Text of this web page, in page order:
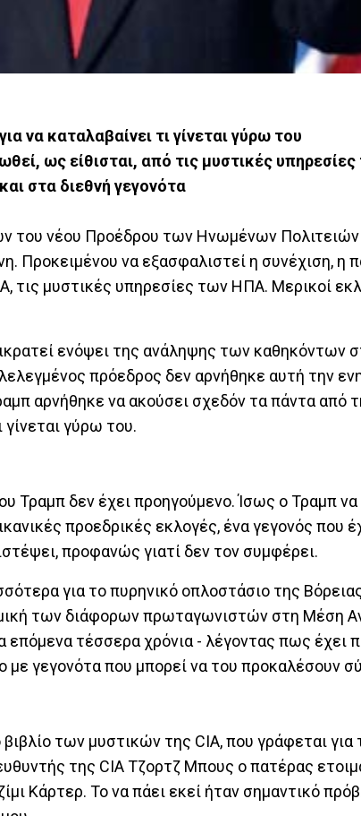
να καταλαβαίνει τι γίνεται γύρω του
ως είθισται, από τις μυστικές
στα διεθνή γεγονότα
του νέου Προέδρου των Ηνωμένων Πολιτειών
Προκειμένου να εξασφαλιστεί η συνέχιση, η
τις μυστικές υπηρεσίες των ΗΠΑ. Μερικοί
ενόψει της ανάληψης των καθηκόντων
πρόεδρος δεν αρνήθηκε αυτή την
αρνήθηκε να ακούσει σχεδόν τα πάντα από
γίνεται γύρω του.
Τραμπ δεν έχει προηγούμενο. Ίσως ο Τραμπ να
προεδρικές εκλογές, ένα γεγονός που
προφανώς γιατί δεν τον συμφέρει.
για το πυρηνικό οπλοστάσιο της
των διάφορων πρωταγωνιστών στη Μέση
τέσσερα χρόνια - λέγοντας πως έχει
με γεγονότα που μπορεί να του προκαλέσουν
των μυστικών της CIA, που γράφεται για
της CIA Τζορτζ Μπους ο πατέρας
Κάρτερ. Το να πάει εκεί ήταν σημαντικό